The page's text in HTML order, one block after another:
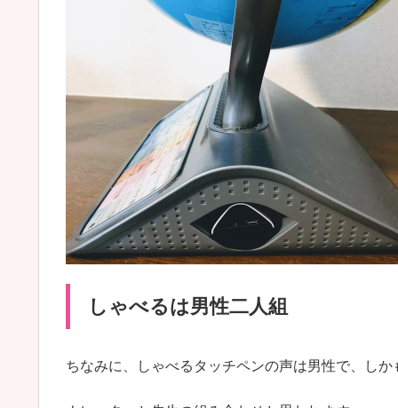
しゃべるは男性二人組
ちなみに、しゃべるタッチペンの声は男性で、しか